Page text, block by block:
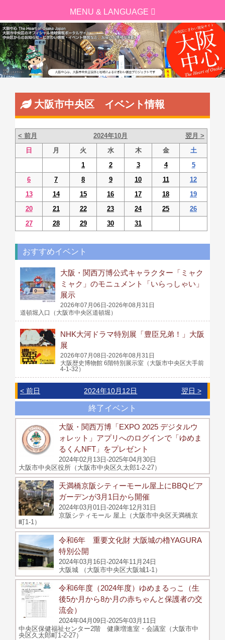
大阪市中央区 イベント情報
< 前月 2024年10月
翌月 >
日
月 火 水 木 金
土
1
2 3 4
5
6
7 8 9 10 11
12
13
14 15 16 17 18
19
20
21 22 23 24 25
26
27
28 29 30 31
おすすめイベント
大阪・関西万博公式キャラクター「ミャク
ミャク」のモニュメント「いらっしゃい」
展示
2026年07月06日-2026年08月31日
道頓堀入口（大阪市中央区道頓堀）
NHK大河ドラマ特別展「豊臣兄弟！」大阪
展
2026年07月08日-2026年08月31日
大阪歴史博物館 6階特別展示室（大阪市中央区大手前
4-1-32）
< 前日 2024年10月12日 翌日 >
終了イベント
大阪・関西万博「EXPO 2025 デジタルウ
ォレット」アプリへのログインで「ゆめま
るくんNFT」をプレゼント
2024年02月13日-2025年04月30日
大阪市中央区役所（大阪市中央区久太郎1-2-27）
天満橋京阪シティーモール屋上にBBQビア
ガーデンが3月1日から開催
2024年03月01日-2024年12月31日
京阪シティモール 屋上（大阪市中央区天満橋京
町1-1）
令和6年 重要文化財 大阪城の櫓YAGURA
特別公開
2024年03月16日-2024年11月24日
大阪城 （大阪市中央区大阪城1-1）
令和6年度（2024年度）ゆめまるっこ（生
後5か月から8か月の赤ちゃんと保護者の交
流会）
2024年04月09日-2025年03月11日
中央区保健福祉センター2階 健康増進室・会議室（大阪市中
央区久太郎町1-2-27）